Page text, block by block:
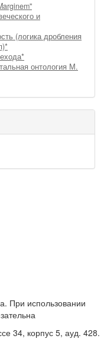
и
(логика дробления
онтология М.
При использовании
34, корпус 5, ауд. 428.